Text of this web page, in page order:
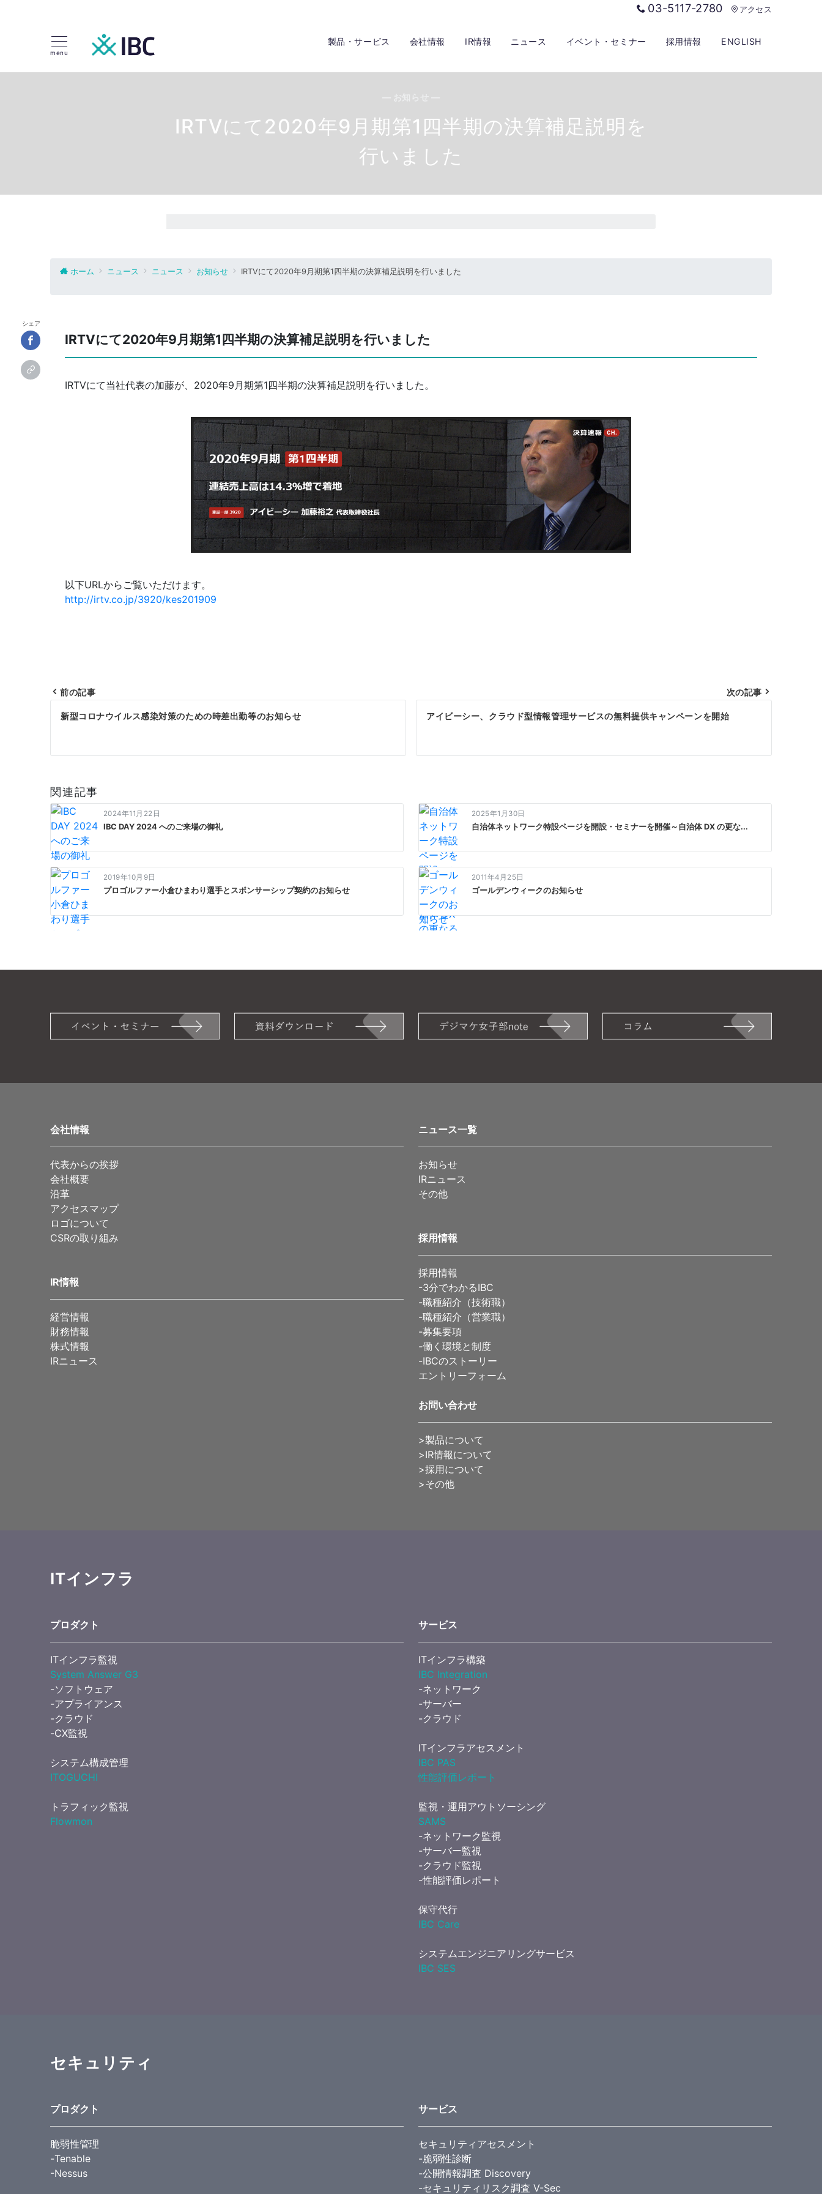
03-5117-2780 アクセス
menu
製品・サービス 会社情報 IR情報 ニュース イベント・セミナー 採用情報 ENGLISH
IRTVにて2020年9月期第1四半期の決算補足説明を
行いました
ホーム ニュース ニュース お知らせ IRTVにて2020年9月期第1四半期の決算補足説明を行いました
シェア
IRTVにて2020年9月期第1四半期の決算補足説明を行いました
IRTVにて当社代表の加藤が、2020年9月期第1四半期の決算補足説明を行いました。
以下URLからご覧いただけます。
http://irtv.co.jp/3920/kes201909
投
ナ
ビ
ゲ
ー
シ
ョ
ン
前の記事
新型コロナウイルス感染対策のための時差出勤等のお知らせ
次の記事
アイビーシー、クラウド型情報管理サービスの無料提供キャンペーンを開始
関連記事
2024年11月22日
IBC DAY 2024 へのご来場の御礼
2025年1月30日
自治体ネットワーク特設ページを開設・セミナーを開催～自治体 DX の更な...
2019年10月9日
プロゴルファー小倉ひまわり選手とスポンサーシップ契約のお知らせ
2011年4月25日
ゴールデンウィークのお知らせ
会社情報
代表からの挨拶
会社概要
沿革
アクセスマップ
ロゴについて
CSRの取り組み
IR情報
経営情報
財務情報
株式情報
IRニュース
ニュース一覧
お知らせ
IRニュース
その他
採用情報
採用情報
-3分でわかるIBC
-職種紹介（技術職）
-職種紹介（営業職）
-募集要項
-働く環境と制度
-IBCのストーリー
エントリーフォーム
お問い合わせ
>製品について
>IR情報について
>採用について
>その他
ITインフラ
プロダクト
ITインフラ監視
System Answer G3
-ソフトウェア
-アプライアンス
-クラウド
-CX監視
システム構成管理
ITOGUCHI
トラフィック監視
Flowmon
サービス
ITインフラ構築
IBC Integration
-ネットワーク
-サーバー
-クラウド
ITインフラアセスメント
IBC PAS
性能評価レポート
監視・運用アウトソーシング
SAMS
-ネットワーク監視
-サーバー監視
-クラウド監視
-性能評価レポート
保守代行
IBC Care
システムエンジニアリングサービス
IBC SES
セキュリティ
プロダクト
脆弱性管理
-Tenable
-Nessus
サービス
セキュリティアセスメント
-脆弱性診断
-公開情報調査 Discovery
-セキュリティリスク調査 V-Sec